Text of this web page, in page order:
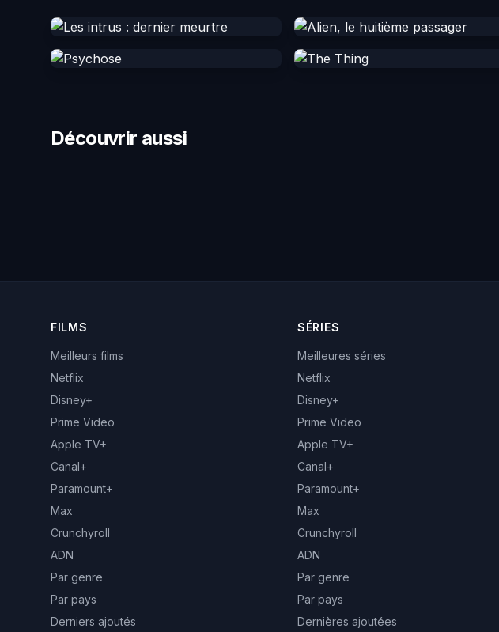
Découvrir aussi
FILMS
Meilleurs films
Netflix
Disney+
Prime Video
Apple TV+
Canal+
Paramount+
Max
Crunchyroll
ADN
Par genre
Par pays
Derniers ajoutés
SÉRIES
Meilleures séries
Netflix
Disney+
Prime Video
Apple TV+
Canal+
Paramount+
Max
Crunchyroll
ADN
Par genre
Par pays
Dernières ajoutées